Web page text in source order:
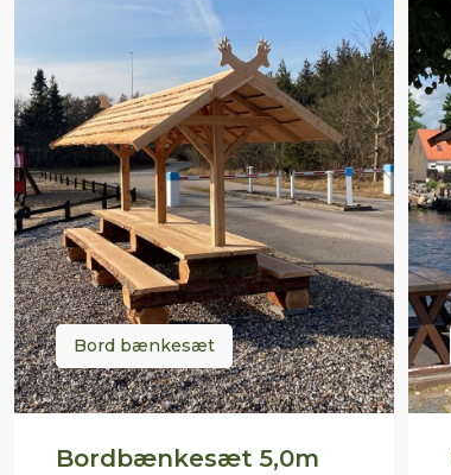
Bord bænkesæt
Bordbænkesæt 5,0m